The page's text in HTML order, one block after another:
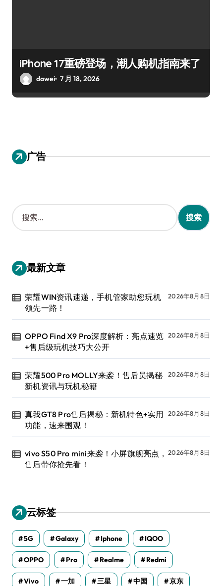
iPhone 17重磅登场，潮人购机指南来了
dawei 7 月 18, 2026
广告
搜
索
：
最新文章
荣耀WIN资讯速递，手机管家助您玩机
领先一路！
2026年8月8日
OPPO Find X9 Pro深度解析：亮点速览
+售后级玩机技巧大公开
2026年8月8日
荣耀500 Pro MOLLY来袭！售后员揭秘
新机资讯与玩机秘籍
2026年8月8日
真我GT8 Pro售后揭秘：新机特色+实用
功能，速来围观！
2026年8月8日
vivo S50 Pro mini来袭！小屏旗舰亮点，
售后带你抢先看！
2026年8月8日
云标签
5G Galaxy Iphone IQOO
OPPO Pro Realme Redmi
Vivo 一加 三星 中国 京东